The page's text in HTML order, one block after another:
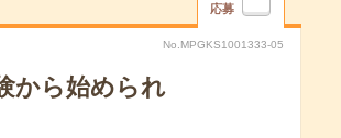
応募
No.MPGKS1001333-05
から始められ